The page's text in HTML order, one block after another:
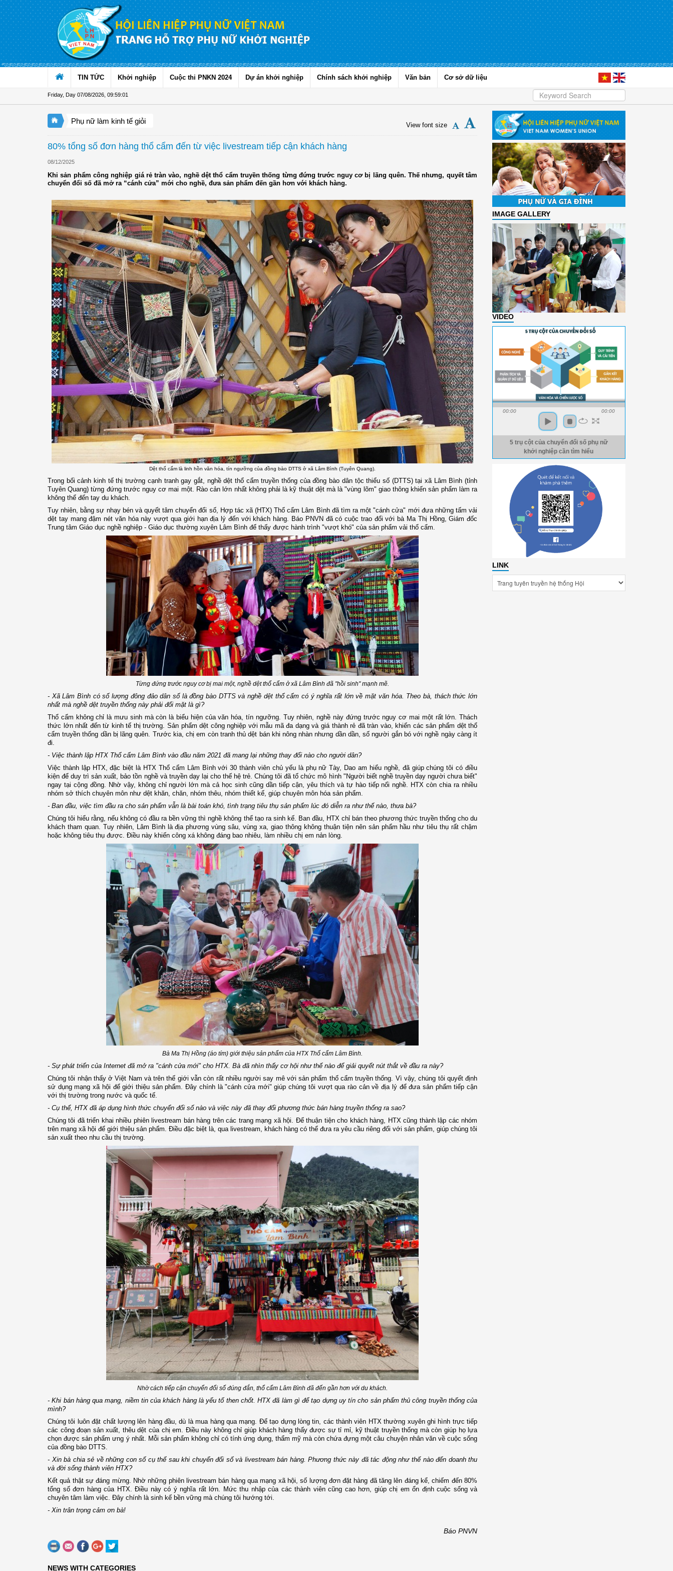
Skip to Content
TIN TỨC Khởi nghiệp Cuộc thi PNKN 2024 Dự án khởi nghiệp Chính sách khởi nghiệp Văn bản Cơ sở dữ liệu
Friday, Day 07/08/2026 09:59:03
Phụ nữ làm kinh tế giỏi View font size
80% tổng số đơn hàng thổ cẩm đến từ việc livestream tiếp cận khách hàng
08/12/2025
Khi sản phẩm công nghiệp giá rẻ tràn vào, nghề dệt thổ cẩm truyền thống từng đứng trước nguy cơ bị lãng quên. Thế nhưng, quyết tâm
chuyển đổi số đã mở ra “cánh cửa” mới cho nghề, đưa sản phẩm đến gần hơn với khách hàng.
Dệt thổ cẩm là linh hồn văn hóa, tín ngưỡng của đồng bào DTTS ở xã Lâm Bình (Tuyên Quang).
Trong bối cảnh kinh tế thị trường cạnh tranh gay gắt, nghề dệt thổ cẩm truyền thống của đồng bào dân tộc thiểu số (DTTS) tại xã Lâm Bình (tỉnh
Tuyên Quang) từng đứng trước nguy cơ mai một. Rào cản lớn nhất không phải là kỹ thuật dệt mà là "vùng lõm" giao thông khiến sản phẩm làm ra
không thể đến tay du khách.
Tuy nhiên, bằng sự nhạy bén và quyết tâm chuyển đổi số, Hợp tác xã (HTX) Thổ cẩm Lâm Bình đã tìm ra một "cánh cửa" mới đưa những tấm vải
dệt tay mang đậm nét văn hóa này vượt qua giới hạn địa lý đến với khách hàng. Báo PNVN đã có cuộc trao đổi với bà Ma Thị Hồng, Giám đốc
Trung tâm Giáo dục nghề nghiệp - Giáo dục thường xuyên Lâm Bình để thấy được hành trình "vượt khó" của sản phẩm vải thổ cẩm.
Từng đứng trước nguy cơ bị mai một, nghề dệt thổ cẩm ở xã Lâm Bình đã "hồi sinh" mạnh mẽ.
- Xã Lâm Bình có số lượng đông đảo dân số là đồng bào DTTS và nghề dệt thổ cẩm có ý nghĩa rất lớn về mặt văn hóa. Theo bà, thách thức lớn
nhất mà nghề dệt truyền thống này phải đối mặt là gì?
Thổ cẩm không chỉ là mưu sinh mà còn là biểu hiện của văn hóa, tín ngưỡng. Tuy nhiên, nghề này đứng trước nguy cơ mai một rất lớn. Thách
thức lớn nhất đến từ kinh tế thị trường. Sản phẩm dệt công nghiệp với mẫu mã đa dạng và giá thành rẻ đã tràn vào, khiến các sản phẩm dệt thổ
cẩm truyền thống dần bị lãng quên. Trước kia, chị em còn tranh thủ dệt bán khi nông nhàn nhưng dần dần, số người gắn bó với nghề ngày càng ít
đi.
- Việc thành lập HTX Thổ cẩm Lâm Bình vào đầu năm 2021 đã mang lại những thay đổi nào cho người dân?
Việc thành lập HTX, đặc biệt là HTX Thổ cẩm Lâm Bình với 30 thành viên chủ yếu là phụ nữ Tày, Dao am hiểu nghề, đã giúp chúng tôi có điều
kiện để duy trì sản xuất, bảo tồn nghề và truyền dạy lại cho thế hệ trẻ. Chúng tôi đã tổ chức mô hình "Người biết nghề truyền dạy người chưa biết"
ngay tại cộng đồng. Nhờ vậy, không chỉ người lớn mà cả học sinh cũng dần tiếp cận, yêu thích và tự hào tiếp nối nghề. HTX còn chia ra nhiều
nhóm sở thích chuyên môn như dệt khăn, chăn, nhóm thêu, nhóm thiết kế, giúp chuyên môn hóa sản phẩm.
- Ban đầu, việc tìm đầu ra cho sản phẩm vẫn là bài toán khó, tình trạng tiêu thụ sản phẩm lúc đó diễn ra như thế nào, thưa bà?
Chúng tôi hiểu rằng, nếu không có đầu ra bền vững thì nghề không thể tạo ra sinh kế. Ban đầu, HTX chỉ bán theo phương thức truyền thống cho du
khách tham quan. Tuy nhiên, Lâm Bình là địa phương vùng sâu, vùng xa, giao thông không thuận tiện nên sản phẩm hầu như tiêu thụ rất chậm
hoặc không tiêu thụ được. Điều này khiến công xá không đáng bao nhiêu, làm nhiều chị em nản lòng.
Bà Ma Thị Hồng (áo tím) giới thiệu sản phẩm của HTX Thổ cẩm Lâm Bình.
- Sự phát triển của Internet đã mở ra "cánh cửa mới" cho HTX. Bà đã nhìn thấy cơ hội như thế nào để giải quyết nút thắt về đầu ra này?
Chúng tôi nhận thấy ở Việt Nam và trên thế giới vẫn còn rất nhiều người say mê với sản phẩm thổ cẩm truyền thống. Vì vậy, chúng tôi quyết định
sử dụng mạng xã hội để giới thiệu sản phẩm. Đây chính là "cánh cửa mới" giúp chúng tôi vượt qua rào cản về địa lý để đưa sản phẩm tiếp cận
với thị trường trong nước và quốc tế.
- Cụ thể, HTX đã áp dụng hình thức chuyển đổi số nào và việc này đã thay đổi phương thức bán hàng truyền thống ra sao?
Chúng tôi đã triển khai nhiều phiên livestream bán hàng trên các trang mạng xã hội. Để thuận tiện cho khách hàng, HTX cũng thành lập các nhóm
trên mạng xã hội để giới thiệu sản phẩm. Điều đặc biệt là, qua livestream, khách hàng có thể đưa ra yêu cầu riêng đối với sản phẩm, giúp chúng tôi
sản xuất theo nhu cầu thị trường.
Nhờ cách tiếp cận chuyển đổi số đúng đắn, thổ cẩm Lâm Bình đã đến gần hơn với du khách.
- Khi bán hàng qua mạng, niềm tin của khách hàng là yếu tố then chốt. HTX đã làm gì để tạo dựng uy tín cho sản phẩm thủ công truyền thống của
mình?
Chúng tôi luôn đặt chất lượng lên hàng đầu, dù là mua hàng qua mạng. Để tạo dựng lòng tin, các thành viên HTX thường xuyên ghi hình trực tiếp
các công đoạn sản xuất, thêu dệt của chị em. Điều này không chỉ giúp khách hàng thấy được sự tỉ mỉ, kỹ thuật truyền thống mà còn giúp họ lựa
chọn được sản phẩm ưng ý nhất. Mỗi sản phẩm không chỉ có tính ứng dụng, thẩm mỹ mà còn chứa đựng một câu chuyện nhân văn về cuộc sống
của đồng bào DTTS.
- Xin bà chia sẻ về những con số cụ thể sau khi chuyển đổi số và livestream bán hàng. Phương thức này đã tác động như thế nào đến doanh thu
và đời sống thành viên HTX?
Kết quả thật sự đáng mừng. Nhờ những phiên livestream bán hàng qua mạng xã hội, số lượng đơn đặt hàng đã tăng lên đáng kể, chiếm đến 80%
tổng số đơn hàng của HTX. Điều này có ý nghĩa rất lớn. Mức thu nhập của các thành viên cũng cao hơn, giúp chị em ổn định cuộc sống và
chuyên tâm làm việc. Đây chính là sinh kế bền vững mà chúng tôi hướng tới.
- Xin trân trọng cảm ơn bà!
Báo PNVN
NEWS WITH CATEGORIES
IMAGE GALLERY
VIDEO
00:00 00:00
5 trụ cột của chuyển đổi số phụ nữ
khởi nghiệp cần tìm hiểu
LINK